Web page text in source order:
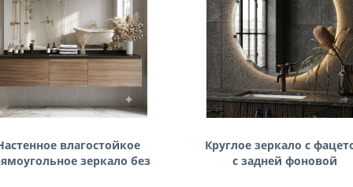
влагостойкое
зеркало без
Круглое зеркало с
с задней фоновой